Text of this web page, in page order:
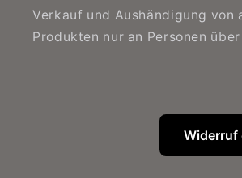
Verkauf und Aushändigung von
Produkten nur an Personen über
Widerruf